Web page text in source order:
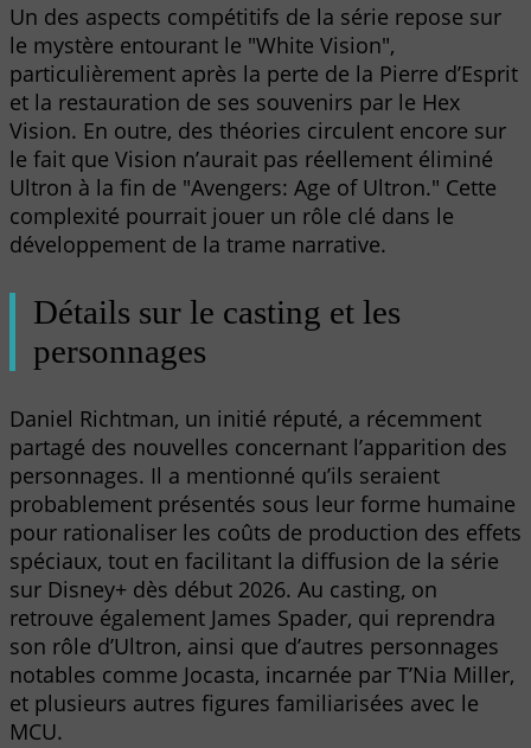
Un des aspects compétitifs de la série repose sur
le mystère entourant le "White Vision",
particulièrement après la perte de la Pierre d’Esprit
et la restauration de ses souvenirs par le Hex
Vision. En outre, des théories circulent encore sur
le fait que Vision n’aurait pas réellement éliminé
Ultron à la fin de "Avengers: Age of Ultron." Cette
complexité pourrait jouer un rôle clé dans le
développement de la trame narrative.
Détails sur le casting et les
personnages
Daniel Richtman, un initié réputé, a récemment
partagé des nouvelles concernant l’apparition des
personnages. Il a mentionné qu’ils seraient
probablement présentés sous leur forme humaine
pour rationaliser les coûts de production des effets
spéciaux, tout en facilitant la diffusion de la série
sur Disney+ dès début 2026. Au casting, on
retrouve également James Spader, qui reprendra
son rôle d’Ultron, ainsi que d’autres personnages
notables comme Jocasta, incarnée par T’Nia Miller,
et plusieurs autres figures familiarisées avec le
MCU.